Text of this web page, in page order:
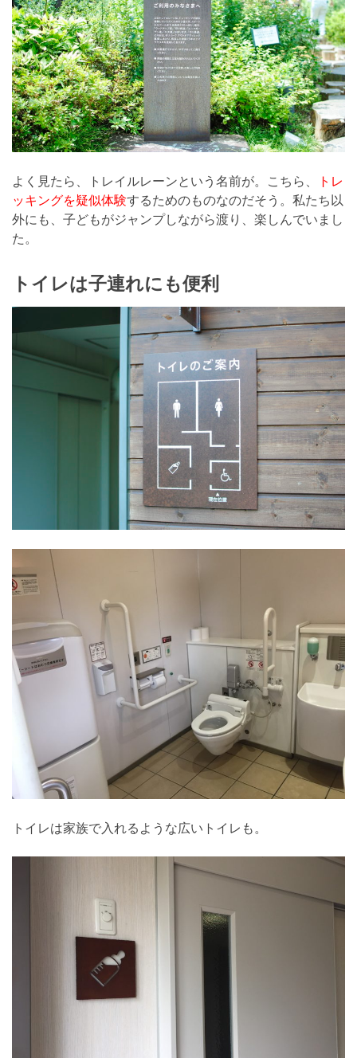
よく見たら、トレイルレーンという名前が。こちら、
トレ
ッキングを疑似体験するためのものなのだそう。私たち以
外にも、子どもがジャンプしながら渡り、楽しんでいまし
た。
トイレは子連れにも便利
トイレは家族で入れるような広いトイレも。